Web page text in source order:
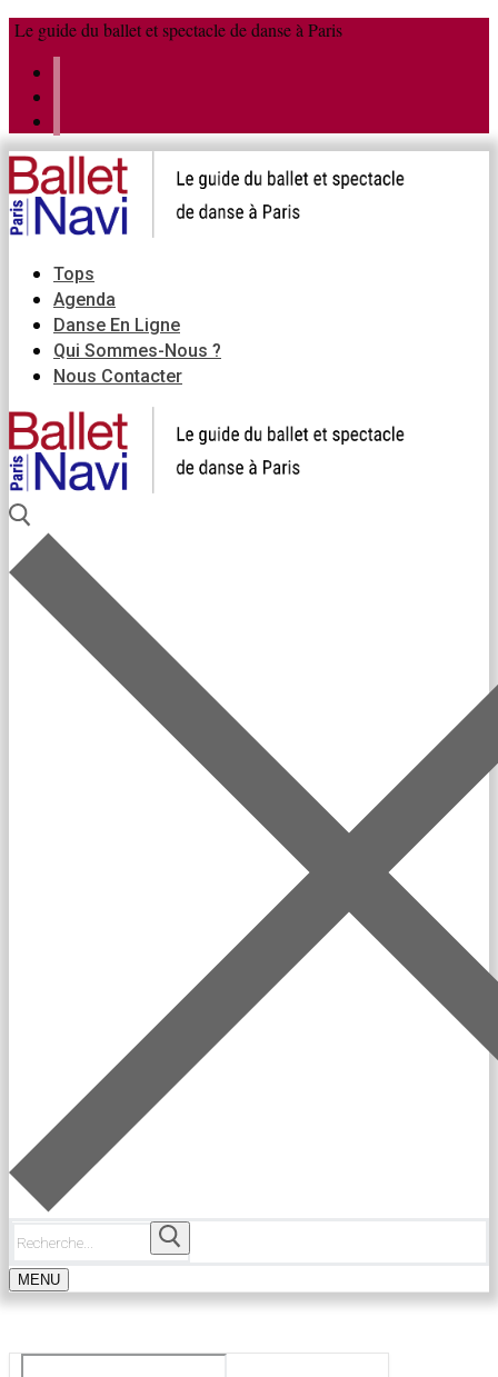
Aller
contenu
Menu
Fermer
Le guide du ballet et spectacle de danse à Paris
Tops
Agenda
Danse En Ligne
Qui Sommes-Nous ?
Nous Contacter
Rechercher
MENU